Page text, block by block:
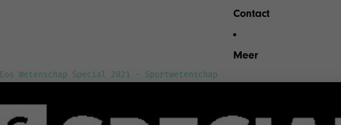
Contact
Meer
Eos Wetenschap Special 2021 - Sportwetenschap